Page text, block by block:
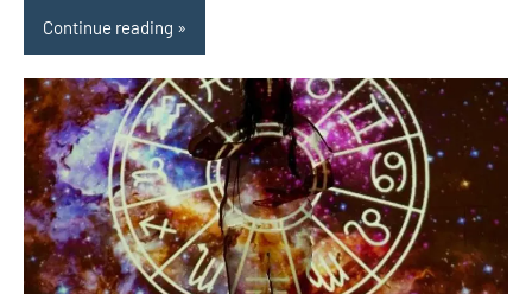
Continue reading